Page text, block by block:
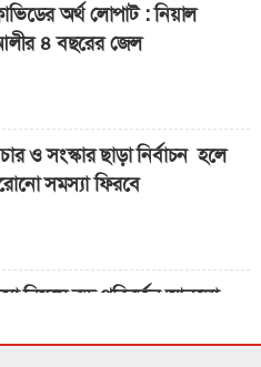
অর্থ লোপাট : নিয়াল
৪ বছরের জেল
ও সংস্কার ছাড়া নির্বাচন হলে
সমস্যা ফিরবে
নিয়মে বড় পরিবর্তন আনলো